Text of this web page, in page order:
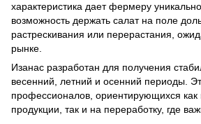
характеристика дает фермеру
возможность держать салат на поле
растрескивания или перерастания,
рынке.
Изанас разработан для получения
весенний, летний и осенний периоды.
профессионалов, ориентирующихся как
продукции, так и на переработку, где